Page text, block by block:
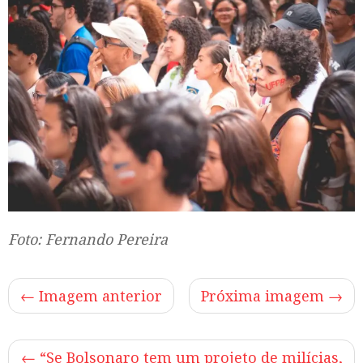
Foto: Fernando Pereira
← Imagem anterior Próxima imagem →
← “Se Bolsonaro tem um projeto de milícias,